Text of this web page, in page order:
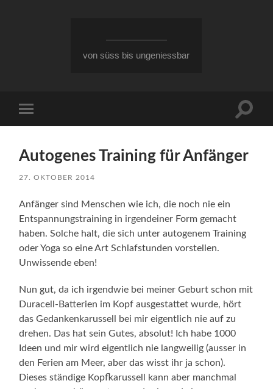
von süss bis ungeniessbar
Menü
Autogenes Training für Anfänger
27. OKTOBER 2014
Anfänger sind Menschen wie ich, die noch nie ein
Entspannungstraining in irgendeiner Form gemacht
haben. Solche halt, die sich unter autogenem Training
oder Yoga so eine Art Schlafstunden vorstellen.
Unwissende eben!
Nun gut, da ich irgendwie bei meiner Geburt schon mit
Duracell-Batterien im Kopf ausgestattet wurde, hört
das Gedankenkarussell bei mir eigentlich nie auf zu
drehen. Das hat sein Gutes, absolut! Ich habe 1000
Ideen und mir wird eigentlich nie langweilig (ausser in
den Ferien am Meer, aber das wisst ihr ja schon).
Dieses ständige Kopfkarussell kann aber manchmal